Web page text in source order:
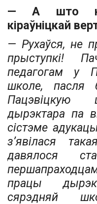
— А што
кіраўніцкай
— Рухаўся, не
прыступкі!
педагогам у
школе, пасля
Пацэвіцкую
дырэктара па
сістэме
з’явілася
давялося
працы
сярэдняй